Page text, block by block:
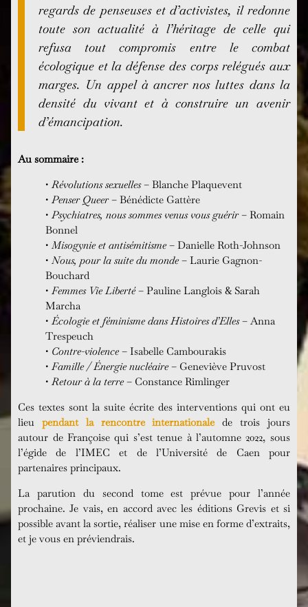
regards de penseuses et d’activistes, il redonne
toute son actualité à l’héritage de celle qui
refusa tout compromis entre le combat
écologique et la défense des corps relégués aux
marges. Un appel à ancrer nos luttes dans la
densité du vivant et à construire un avenir
d’émancipation.
Au sommaire :
•Révolutions sexuelles– Blanche Plaquevent
•Penser Queer– Bénédicte Gattère
•Psychiatres, nous sommes venus vous guérir– Romain
Bonnel
•Misogynie et antisémitisme– Danielle Roth-Johnson
•Nous, pour la suite du monde– Laurie Gagnon-
Bouchard
•Femmes Vie Liberté– Pauline Langlois & Sarah
Marcha
•Écologie et féminisme dans Histoires d’Elles– Anna
Trespeuch
• Contre-violence– Isabelle Cambourakis
•Famille / Énergie nucléaire– Geneviève Pruvost
•Retour à la terre– Constance Rimlinger
Ces textes sont la suite écrite des interventions qui ont eu
lieu pendant la rencontre internationale de trois jours
autour de Françoise qui s’est tenue à l’automne 2022, sous
l’égide de l’IMEC et de l’Université de Caen pour
partenaires principaux.
La parution du second tome est prévue pour l’année
prochaine. Je vais, en accord avec les éditions Grevis et si
possible avant la sortie, réaliser une mise en forme d’extraits,
et je vous en préviendrais.